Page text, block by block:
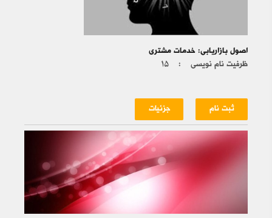
اصول بازاریابی: خدمات مشتری
ظرفیت نام نویسی : ۱۵
ثبت نام جزئیات